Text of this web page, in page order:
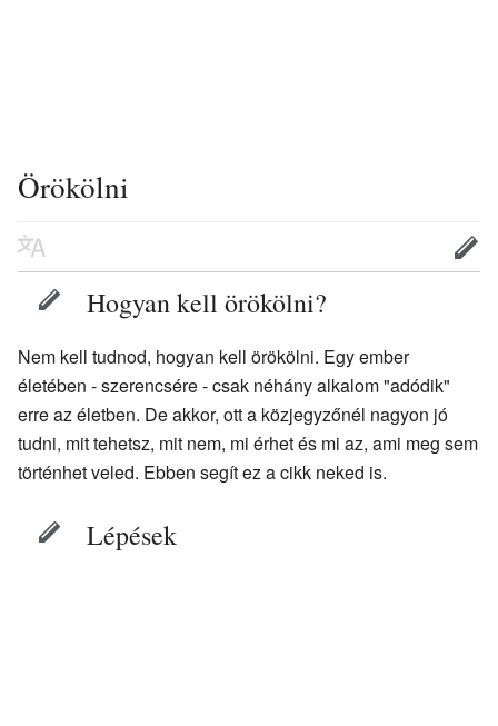
Örökölni
Hogyan kell örökölni?
Nem kell tudnod, hogyan kell örökölni. Egy ember
életében - szerencsére - csak néhány alkalom "adódik"
erre az életben. De akkor, ott a közjegyzőnél nagyon jó
tudni, mit tehetsz, mit nem, mi érhet és mi az, ami meg sem
történhet veled. Ebben segít ez a cikk neked is.
Lépések